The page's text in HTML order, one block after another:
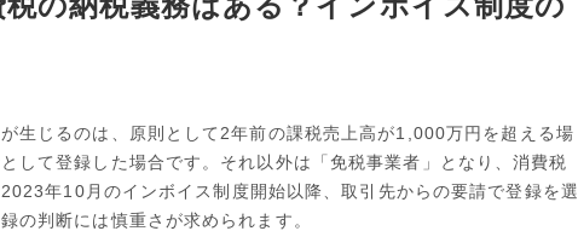
生じるのは、原則として2年前の課税売上高が1,000万円を超える場
して登録した場合です。それ以外は「免税事業者」となり、消費税
年10月のインボイス制度開始以降、取引先からの要請で登録を選
の判断には慎重さが求められます。